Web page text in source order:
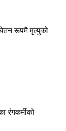
रूपमै मृत्युको
रंगकर्मीको